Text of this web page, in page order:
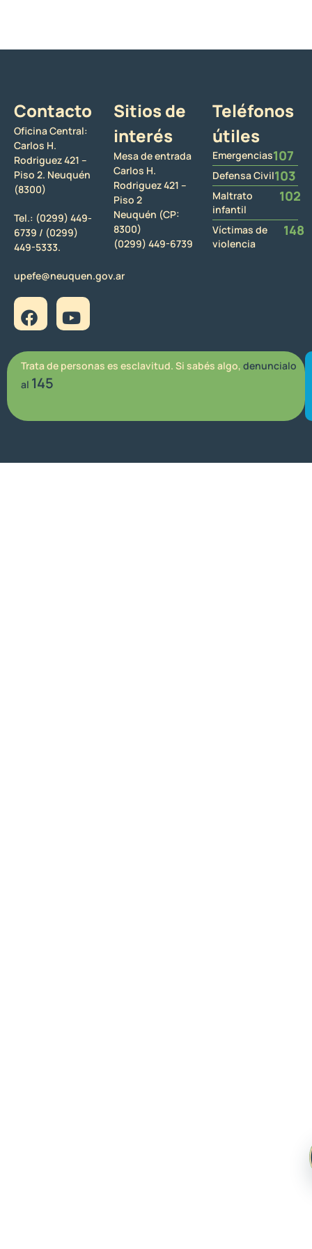
Contacto
Oficina Central:
Carlos H.
Rodriguez 421 –
Piso 2. Neuquén
(8300)
Tel.: (0299) 449-
6739 / (0299)
449-5333.
upefe@neuquen.gov.ar
Sitios de
interés
Mesa de entrada
Carlos H.
Rodriguez 421 –
Piso 2
Neuquén (CP:
8300)
(0299) 449-6739
Teléfonos
útiles
Emergencias107
Defensa Civil103
Maltrato
infantil
102
Víctimas de
violencia
148
Trata de personas es esclavitud. Si sabés algo, denuncialo
al 145